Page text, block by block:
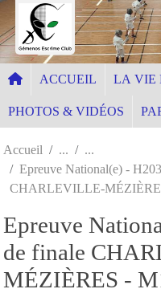
ACCUEIL LA VIE
PHOTOS & VIDÉOS
Accueil
Epreuve National(e) -
CHARLEVILLE-
Epreuve
de finale
MÉZIÈRES -
Panneau de gestion des cookies